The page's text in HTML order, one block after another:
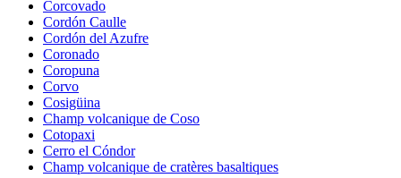
Corcovado
Cordón Caulle
Cordón del Azufre
Coronado
Coropuna
Corvo
Cosigüina
Champ volcanique de Coso
Cotopaxi
Cerro el Cóndor
Champ volcanique de cratères basaltiques